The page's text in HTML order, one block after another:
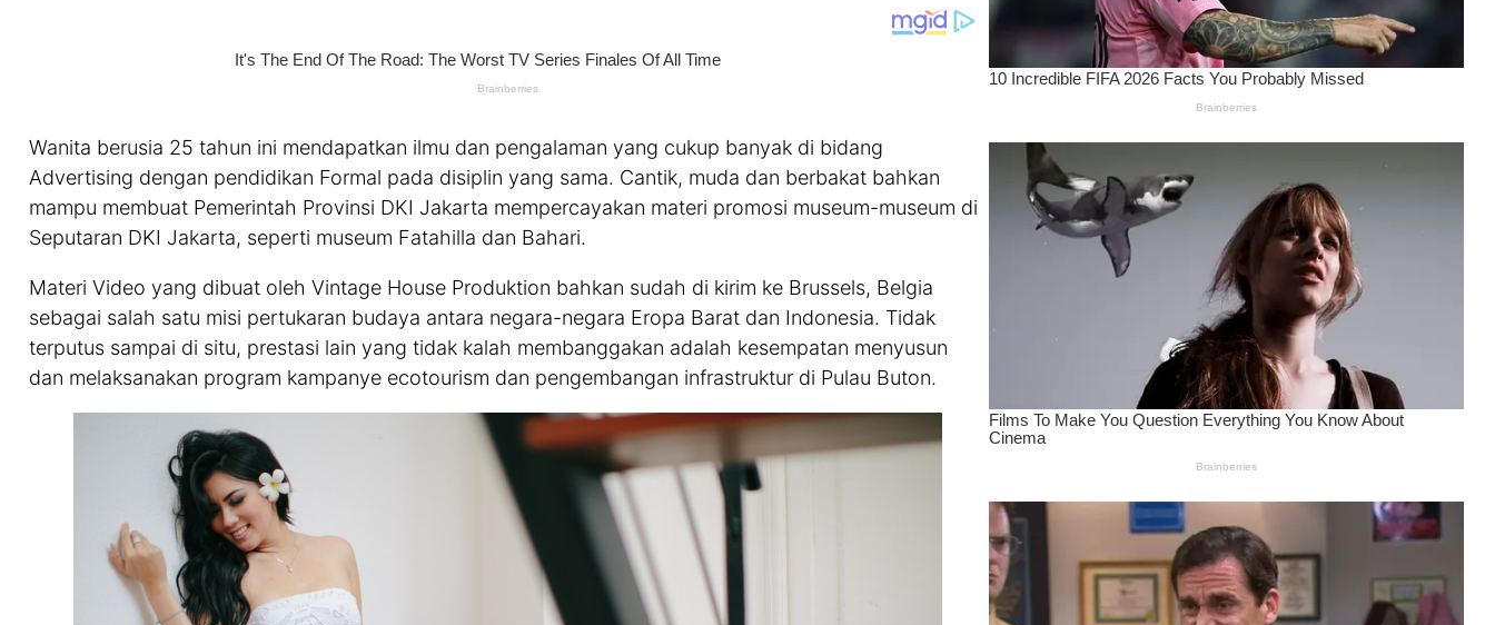
Wanita berusia 25 tahun ini mendapatkan ilmu dan pengalaman yang cukup banyak di bidang
Advertising dengan pendidikan Formal pada disiplin yang sama. Cantik, muda dan berbakat bahkan
mampu membuat Pemerintah Provinsi DKI Jakarta mempercayakan materi promosi museum-museum di
Seputaran DKI Jakarta, seperti museum Fatahilla dan Bahari.
Materi Video yang dibuat oleh Vintage House Produktion bahkan sudah di kirim ke Brussels, Belgia
sebagai salah satu misi pertukaran budaya antara negara-negara Eropa Barat dan Indonesia. Tidak
terputus sampai di situ, prestasi lain yang tidak kalah membanggakan adalah kesempatan menyusun
dan melaksanakan program kampanye ecotourism dan pengembangan infrastruktur di Pulau Buton.